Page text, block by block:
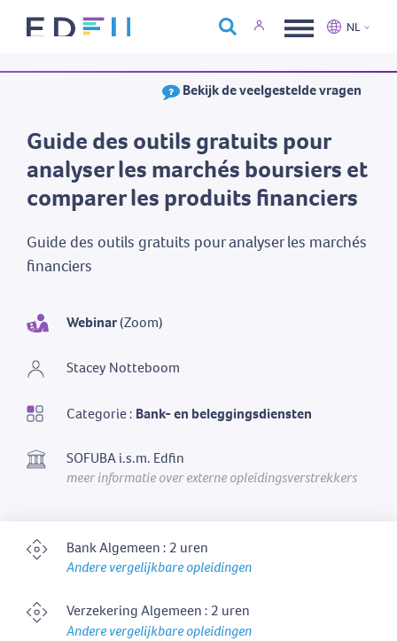
Over Edfin
Kalender
NL
Français
Bekijk de veelgestelde vragen
Webinar(Zoom)
Stacey Notteboom
Categorie : Bank- en beleggingsdiensten
SOFUBA i.s.m. Edfin
meer informatie over externe opleidingsverstrekkers
Guide des outils gratuits pour
analyser les marchés boursiers et
comparer les produits financiers
Guide des outils gratuits pour analyser les marchés
financiers
Bank Algemeen : 2 uren
Andere vergelijkbare opleidingen
Verzekering Algemeen : 2 uren
Andere vergelijkbare opleidingen